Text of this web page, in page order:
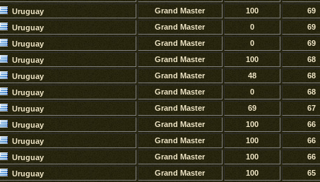
Uruguay Grand Master 100
69
Uruguay Grand Master 0
69
Uruguay Grand Master 0
69
Uruguay Grand Master 100
68
Uruguay Grand Master 48
68
Uruguay Grand Master 0
68
Uruguay Grand Master 69
67
Uruguay Grand Master 100
66
Uruguay Grand Master 100
66
Uruguay Grand Master 100
66
Uruguay Grand Master 100
65